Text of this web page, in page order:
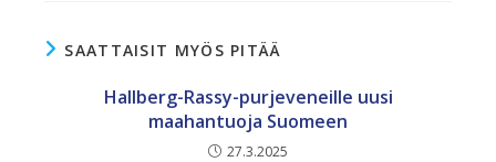
SAATTAISIT MYÖS PITÄÄ
Hallberg-Rassy-purjeveneille uusi
maahantuoja Suomeen
27.3.2025